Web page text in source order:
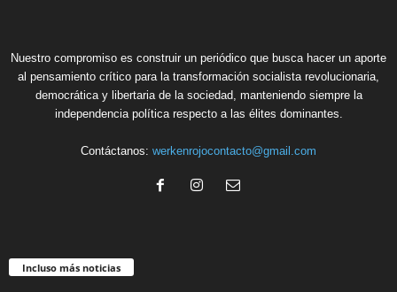
Nuestro compromiso es construir un periódico que busca hacer un aporte
al pensamiento crítico para la transformación socialista revolucionaria,
democrática y libertaria de la sociedad, manteniendo siempre la
independencia política respecto a las élites dominantes.
Contáctanos: werkenrojocontacto@gmail.com
Incluso más noticias